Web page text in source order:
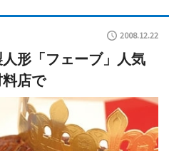
2008.12.22
形「フェーブ」人気
店で